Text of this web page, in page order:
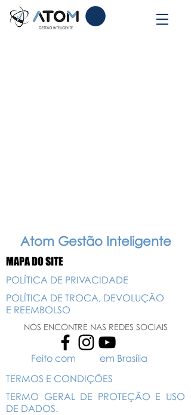
Atom Gestão Inteligente
MAPA DO SITE
POLÍTICA DE PRIVACIDADE
POLÍTICA DE TROCA, DEVOLUÇÃO
E REEMBOLSO
NOS ENCONTRE NAS REDES SOCIAIS
Feito com em Brasília
TERMOS E CONDIÇÕES
TERMO GERAL DE PROTEÇÃO E USO
DE DADOS.